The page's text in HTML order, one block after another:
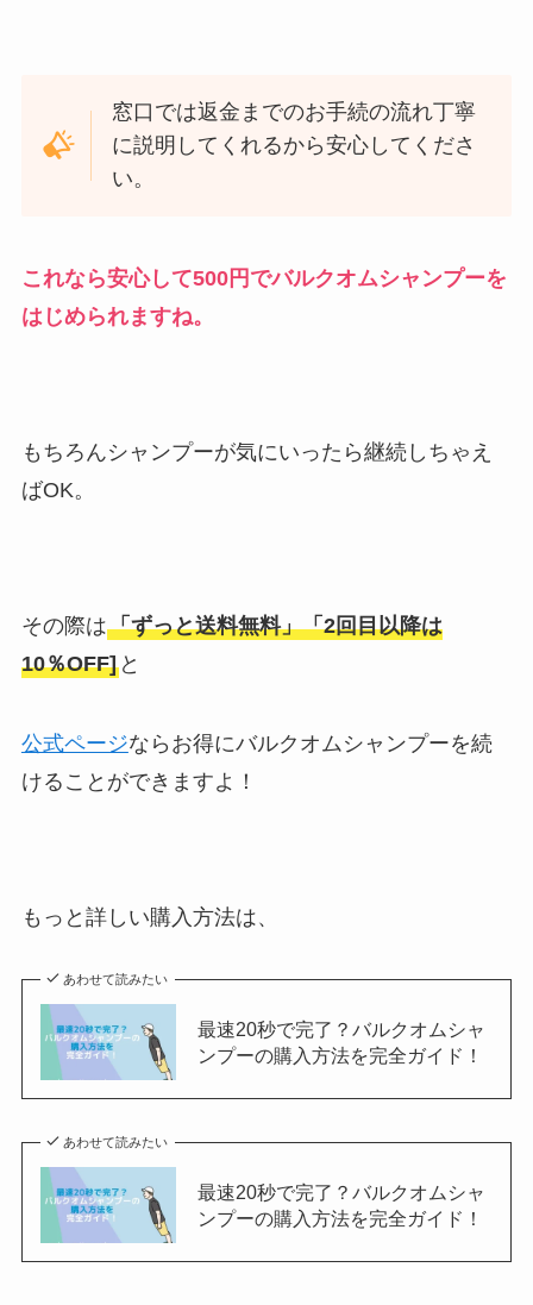
窓口では返金までのお手続の流れ丁寧
に説明してくれるから安心してくださ
い。
これなら安心して500円でバルクオムシャンプーを
はじめられますね。
もちろんシャンプーが気にいったら継続しちゃえ
ばOK。
その際は「ずっと送料無料」「2回目以降は
10％OFF]と
公式ページならお得にバルクオムシャンプーを続
けることができますよ！
もっと詳しい購入方法は、
あわせて読みたい
最速20秒で完了？バルクオムシャ
ンプーの購入方法を完全ガイド！
あわせて読みたい
最速20秒で完了？バルクオムシャ
ンプーの購入方法を完全ガイド！